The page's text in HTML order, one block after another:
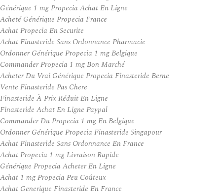
Générique 1 mg Propecia Achat En Ligne
Acheté Générique Propecia France
Achat Propecia En Securite
Achat Finasteride Sans Ordonnance Pharmacie
Ordonner Générique Propecia 1 mg Belgique
Commander Propecia 1 mg Bon Marché
Acheter Du Vrai Générique Propecia Finasteride Berne
Vente Finasteride Pas Chere
Finasteride À Prix Réduit En Ligne
Finasteride Achat En Ligne Paypal
Commander Du Propecia 1 mg En Belgique
Ordonner Générique Propecia Finasteride Singapour
Achat Finasteride Sans Ordonnance En France
Achat Propecia 1 mg Livraison Rapide
Générique Propecia Acheter En Ligne
Achat 1 mg Propecia Peu Coûteux
Achat Generique Finasteride En France